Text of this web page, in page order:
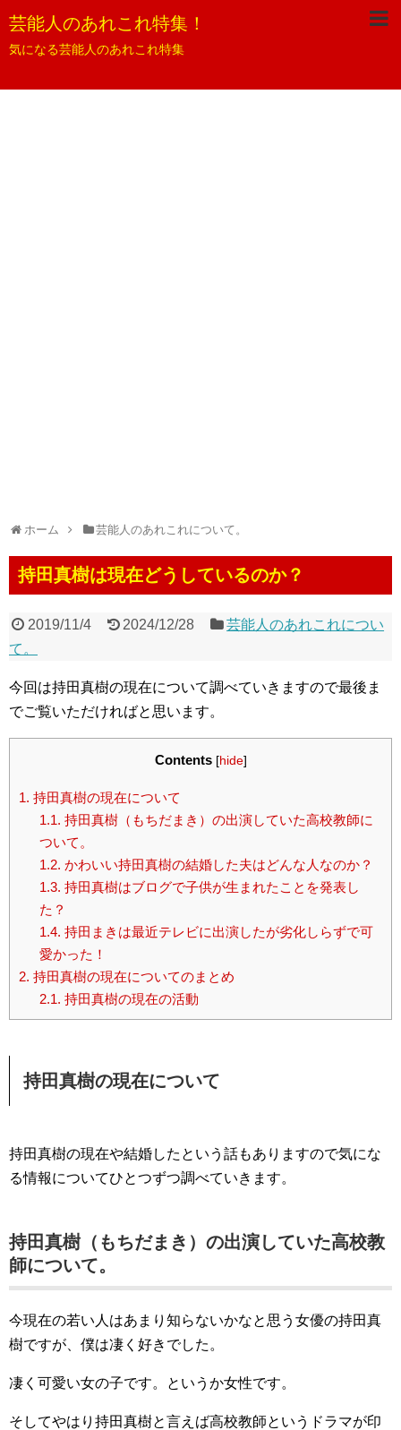
芸能人のあれこれ特集！
気になる芸能人のあれこれ特集
ホーム 芸能人のあれこれについて。
持田真樹は現在どうしているのか？
2019/11/4 2024/12/28
芸能人のあれこれについ
て。
今回は持田真樹の現在について調べていきますので最後ま
でご覧いただければと思います。
Contents [hide]
1. 持田真樹の現在について
1.1. 持田真樹（もちだまき）の出演していた高校教師に
ついて。
1.2. かわいい持田真樹の結婚した夫はどんな人なのか？
1.3. 持田真樹はブログで子供が生まれたことを発表し
た？
1.4. 持田まきは最近テレビに出演したが劣化しらずで可
愛かった！
2. 持田真樹の現在についてのまとめ
2.1. 持田真樹の現在の活動
持田真樹の現在について
持田真樹の現在や結婚したという話もありますので気にな
る情報についてひとつずつ調べていきます。
持田真樹（もちだまき）の出演していた高校教
師について。
今現在の若い人はあまり知らないかなと思う女優の持田真
樹ですが、僕は凄く好きでした。
凄く可愛い女の子です。というか女性です。
そしてやはり持田真樹と言えば高校教師というドラマが印